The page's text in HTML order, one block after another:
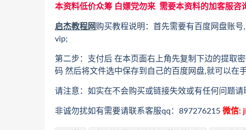
本资料低价众筹 白嫖党勿来 需要本资料的加客服咨
启杰教程网购买教程说明：首先需要有百度网盘账
vip;
第二步：支付后 在本页面右上角先复制下边的提取
码 然后将文件选中保存到自己的百度网盘,就可以在
请注意：如实在不会购买或链接失效或有任何问题请
非诚勿扰如有需要请联系客服qq：897276215 微信: